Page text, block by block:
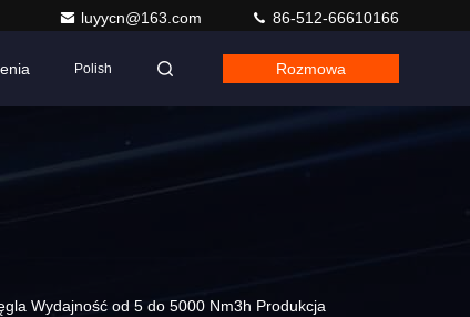
luyycn@163.com 86-512-66610166
Polish Rozmowa
Wydajność od 5 do 5000 Nm3h Produkcja